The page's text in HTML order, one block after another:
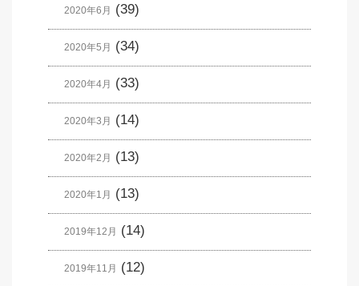
2020年6月 (39)
2020年5月 (34)
2020年4月 (33)
2020年3月 (14)
2020年2月 (13)
2020年1月 (13)
2019年12月 (14)
2019年11月 (12)